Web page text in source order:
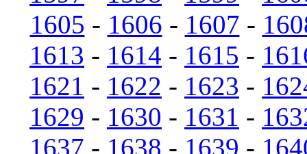
1605 - 1606 - 1607 -
1613 - 1614 - 1615 -
1621 - 1622 - 1623 -
1629 - 1630 - 1631 -
1637 - 1638 - 1639 -